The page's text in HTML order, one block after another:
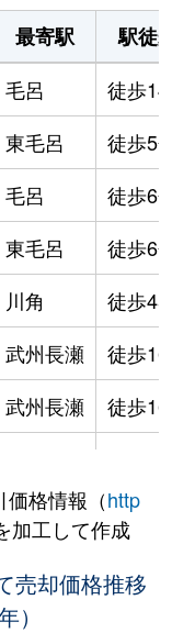
最寄駅
駅徒歩
毛呂
徒歩14分
東毛呂
徒歩5分
毛呂
徒歩6分
東毛呂
徒歩6分
川角
徒歩45分
武州長瀬
徒歩16分
武州長瀬
徒歩16分
武州長瀬
徒歩45分
川角
格情報（http
加工して作成
売却価格推移
）